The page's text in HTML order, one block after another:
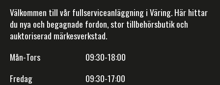
Välkommen till vår fullserviceanläggning i Väring. Här hittar
du nya och begagnade fordon, stor tillbehörsbutik och
auktoriserad märkesverkstad.
Mån-Tors 09:30-18:00
Fredag 09:30-17:00